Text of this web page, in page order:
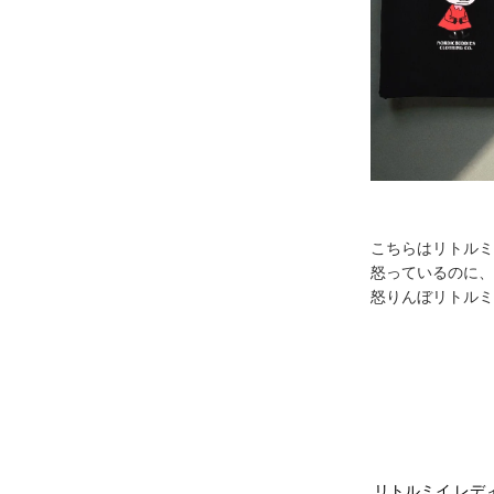
こちらはリトル
怒っているのに
怒りんぼリトル
リトルミイ レデ